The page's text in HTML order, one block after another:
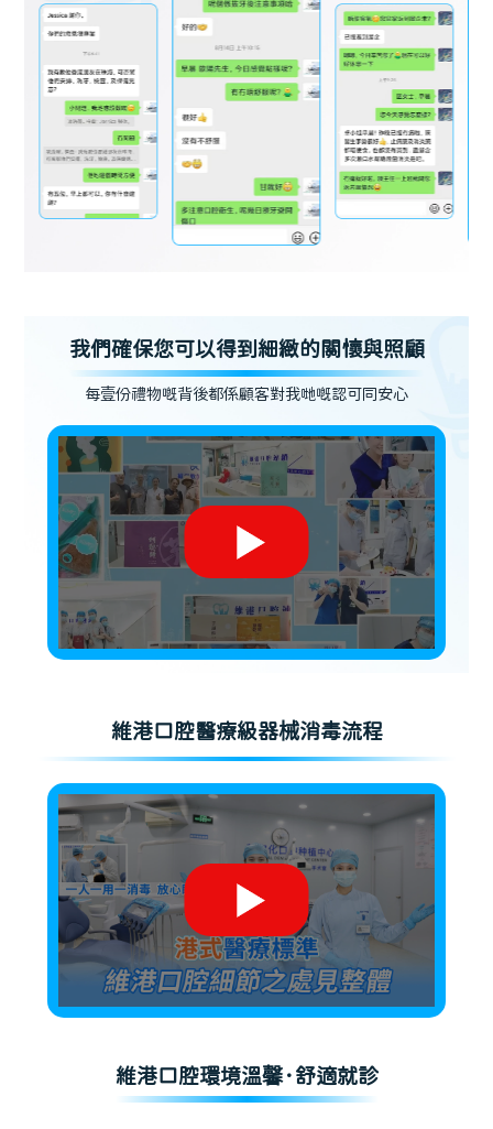
我們確保您可以得到細緻的關懷與照顧
每壹份禮物嘅背後都係顧客對我哋嘅認可同安心
維港口腔醫療級器械消毒流程
維港口腔環境溫馨·舒適就診